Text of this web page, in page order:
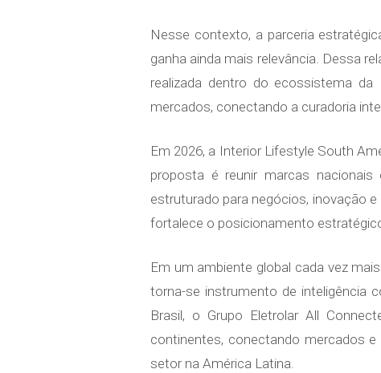
Nesse contexto, a parceria
ganha ainda mais relevância. Dessa
realizada dentro do ecossistema
mercados, conectando a curadoria
Em 2026, a Interior Lifestyle South
proposta é reunir marcas
estruturado para negócios, inovação
fortalece o posicionamento
Em um ambiente global cada vez
torna-se instrumento de inteligência
Brasil, o Grupo Eletrolar All
continentes, conectando mercados
setor na América Latina.